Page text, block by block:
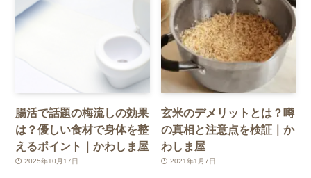
腸活で話題の梅流しの効果
は？優しい食材で身体を整
えるポイント｜かわしま屋
2025年10月17日
玄米のデメリットとは？噂
の真相と注意点を検証｜か
わしま屋
2021年1月7日